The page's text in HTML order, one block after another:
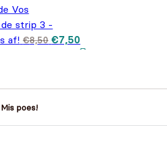
Vos
de strip 3 -
af! €8,50 Oorspronkelijke
prijs was:
€7,50Huidige
prijs is:
poes!